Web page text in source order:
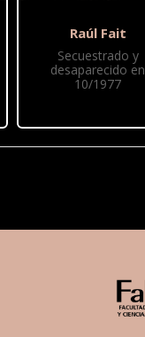
Raúl Fait
Secuestrado y
desaparecido en
10/1977